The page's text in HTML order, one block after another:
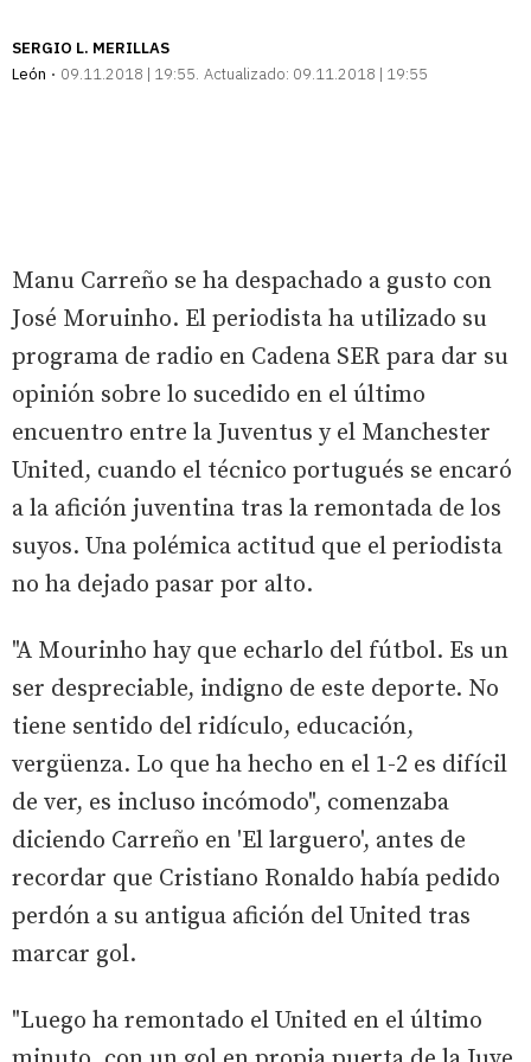
SERGIO L. MERILLAS
León
09.11.2018 | 19:55 Actualizado: 09.11.2018 | 19:55
Manu Carreño se ha despachado a gusto con
José Moruinho. El periodista ha utilizado su
programa de radio en Cadena SER para dar su
opinión sobre lo sucedido en el último
encuentro entre la Juventus y el Manchester
United, cuando el técnico portugués se encaró
a la afición juventina tras la remontada de los
suyos. Una polémica actitud que el periodista
no ha dejado pasar por alto.
"A Mourinho hay que echarlo del fútbol. Es un
ser despreciable, indigno de este deporte. No
tiene sentido del ridículo, educación,
vergüenza. Lo que ha hecho en el 1-2 es difícil
de ver, es incluso incómodo", comenzaba
diciendo Carreño en 'El larguero', antes de
recordar que Cristiano Ronaldo había pedido
perdón a su antigua afición del United tras
marcar gol.
"Luego ha remontado el United en el último